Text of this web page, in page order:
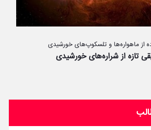
از ماهواره‌ها و تلسکوپ‌های خورشیدی
تازه از شراره‌های خورشیدی